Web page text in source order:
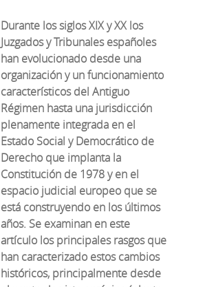
Durante los siglos XIX y XX los
Juzgados y Tribunales españoles
han evolucionado desde una
organización y un funcionamiento
característicos del Antiguo
Régimen hasta una jurisdicción
plenamente integrada en el
Estado Social y Democrático de
Derecho que implanta la
Constitución de 1978 y en el
espacio judicial europeo que se
está construyendo en los últimos
años. Se examinan en este
artículo los principales rasgos que
han caracterizado estos cambios
históricos, principalmente desde